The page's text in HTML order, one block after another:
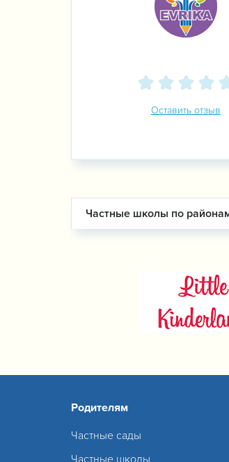
Оставить отзыв
Частные школы по
Родителям
Частные сады
Частные школы